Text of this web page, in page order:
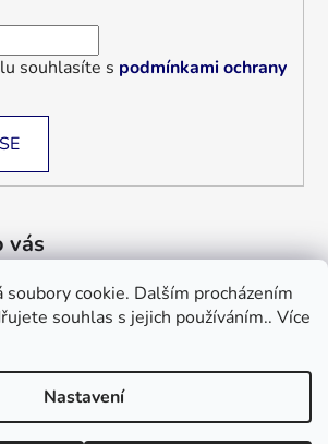
cookie. Dalším procházením
souhlas s jejich používáním.. Více
Nastavení
souhlasíte s podmínkami ochrany
vás